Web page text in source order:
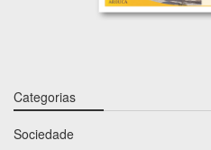
Categorias
Sociedade